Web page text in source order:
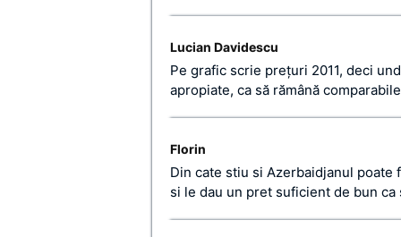
Lucian Davidescu
Pe grafic scrie preţuri 2011, deci
apropiate, ca să rămână
Florin
Din cate stiu si Azerbaidjanul
si le dau un pret suficient de bun ca